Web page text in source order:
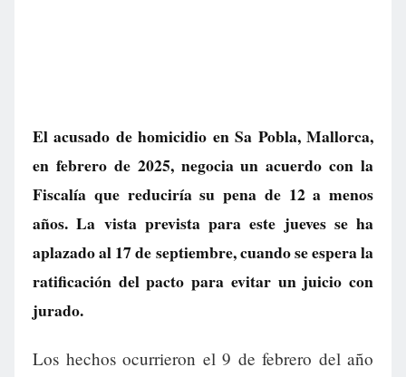
El acusado de homicidio en Sa Pobla, Mallorca,
en febrero de 2025, negocia un acuerdo con la
Fiscalía que reduciría su pena de 12 a menos
años. La vista prevista para este jueves se ha
aplazado al 17 de septiembre, cuando se espera la
ratificación del pacto para evitar un juicio con
jurado.
Los hechos ocurrieron el 9 de febrero del año